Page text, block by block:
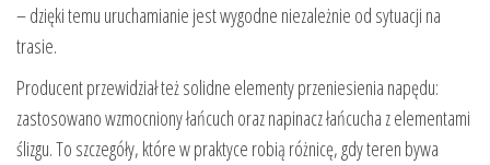
– dzięki temu uruchamianie jest wygodne niezależnie od sytuacji na
trasie.
Producent przewidział też solidne elementy przeniesienia napędu:
zastosowano wzmocniony łańcuch oraz napinacz łańcucha z elementami
ślizgu. To szczegóły, które w praktyce robią różnicę, gdy teren bywa